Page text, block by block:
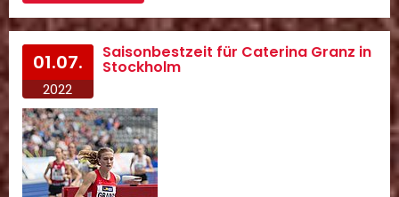
01.07.
2022
Saisonbestzeit für Caterina Granz in
Stockholm